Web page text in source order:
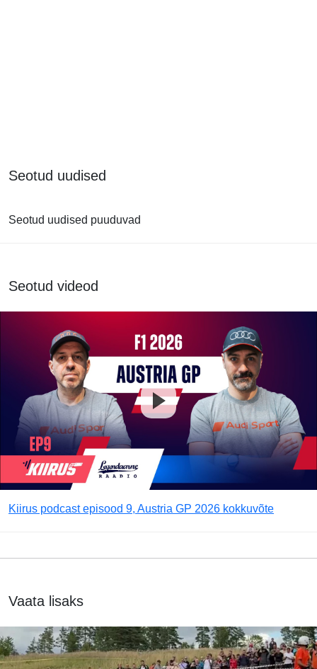
Seotud uudised
Seotud uudised puuduvad
Seotud videod
Kiirus podcast episood 9, Austria GP 2026 kokkuvõte
Vaata lisaks